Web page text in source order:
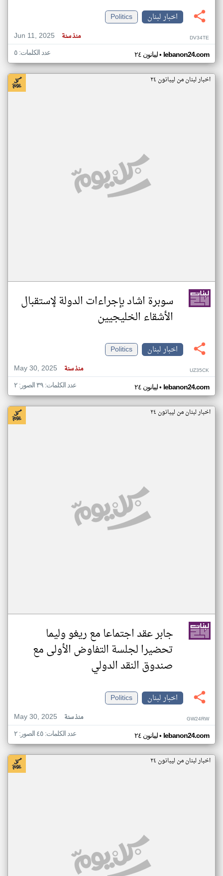
اخبار لبنان
Politics
Jun 11, 2025
منذ سنة DV34TE
ليبانون ٢٤• lebanon24.com عدد الكلمات: ٥
اخبار لبنان من ليبانون ٢٤
سوبرة اشاد بإجراءات الدولة لإستقبال
الأشقاء الخليجيين
اخبار لبنان
Politics
May 30, 2025
منذ سنة UZ35CK
ليبانون ٢٤• lebanon24.com عدد الكلمات: ٣٩ الصور: ٢
اخبار لبنان من ليبانون ٢٤
جابر عقد اجتماعا مع ريغو وليما
تحضيرا لجلسة التفاوض الأولى مع
صندوق النقد الدولي
اخبار لبنان
Politics
May 30, 2025
منذ سنة GW24RW
ليبانون ٢٤• lebanon24.com عدد الكلمات: ٤٥ الصور: ٢
اخبار لبنان من ليبانون ٢٤